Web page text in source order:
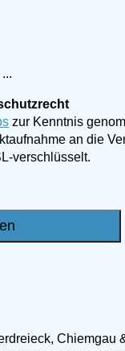
zur Kenntnis
an die
verschlüsselt.
Chiemgau